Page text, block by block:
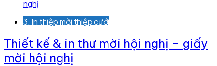
3. In thiệp mời thiệp cưới
Thiết kế & in thư mời hội nghị – giấy
mời hội nghị